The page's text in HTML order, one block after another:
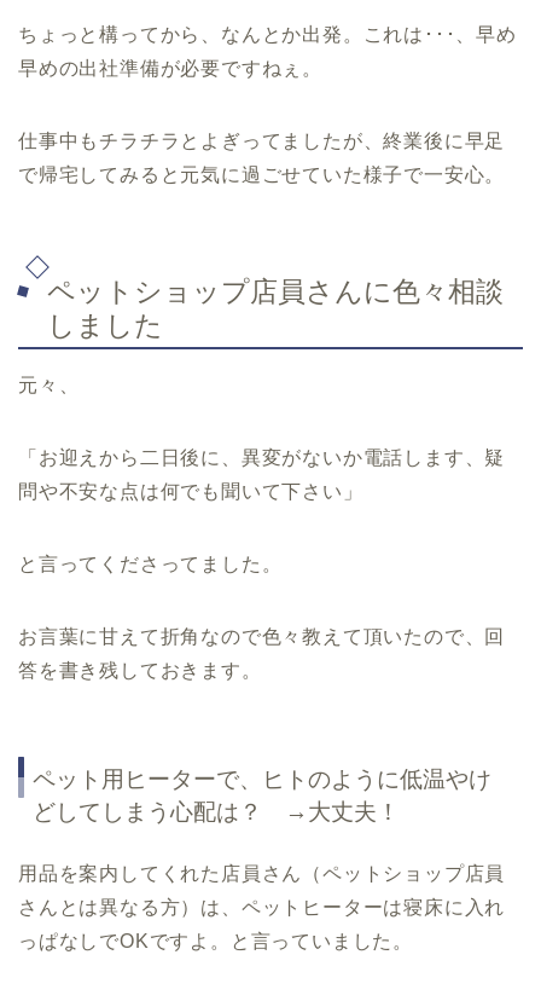
ちょっと構ってから、なんとか出発。これは･･･、早め
早めの出社準備が必要ですねぇ。
仕事中もチラチラとよぎってましたが、終業後に早足
で帰宅してみると元気に過ごせていた様子で一安心。
ペットショップ店員さんに色々相談
しました
元々、
「お迎えから二日後に、異変がないか電話します、疑
問や不安な点は何でも聞いて下さい」
と言ってくださってました。
お言葉に甘えて折角なので色々教えて頂いたので、回
答を書き残しておきます。
ペット用ヒーターで、ヒトのように低温やけ
どしてしまう心配は？ →大丈夫！
用品を案内してくれた店員さん（ペットショップ店員
さんとは異なる方）は、ペットヒーターは寝床に入れ
っぱなしでOKですよ。と言っていました。